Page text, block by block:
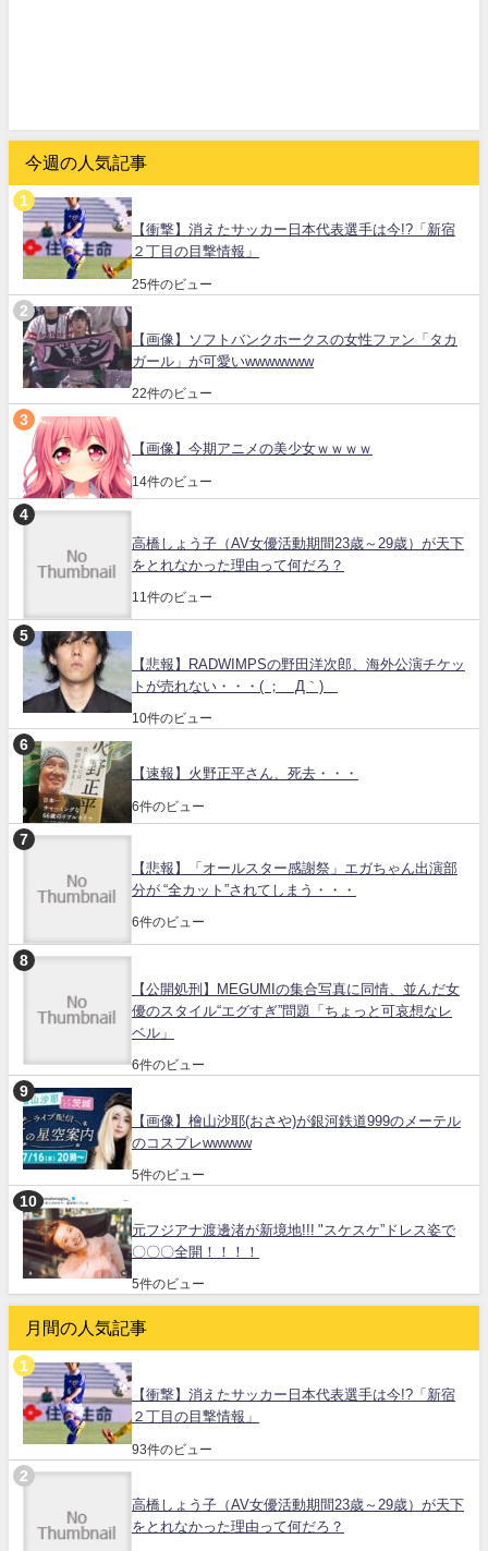
今週の人気記事
【衝撃】消えたサッカー日本代表選手は今!?「新宿
２丁目の目撃情報」
25件のビュー
【画像】ソフトバンクホークスの女性ファン「タカ
ガール」が可愛いwwwwwww
22件のビュー
【画像】今期アニメの美少女ｗｗｗｗ
14件のビュー
高橋しょう子（AV女優活動期間23歳～29歳）が天下
をとれなかった理由って何だろ？
11件のビュー
【悲報】RADWIMPSの野田洋次郎、海外公演チケッ
トが売れない・・・( ；´Д｀)
10件のビュー
【速報】火野正平さん、死去・・・
6件のビュー
【悲報】「オールスター感謝祭」エガちゃん出演部
分が “全カット”されてしまう・・・
6件のビュー
【公開処刑】MEGUMIの集合写真に同情、並んだ女
優のスタイル“エグすぎ”問題「ちょっと可哀想なレ
ベル」
6件のビュー
【画像】檜山沙耶(おさや)が銀河鉄道999のメーテル
のコスプレwwwww
5件のビュー
元フジアナ渡邊渚が新境地!!! "スケスケ”ドレス姿で
〇〇〇全開！！！！
5件のビュー
月間の人気記事
【衝撃】消えたサッカー日本代表選手は今!?「新宿
２丁目の目撃情報」
93件のビュー
高橋しょう子（AV女優活動期間23歳～29歳）が天下
をとれなかった理由って何だろ？